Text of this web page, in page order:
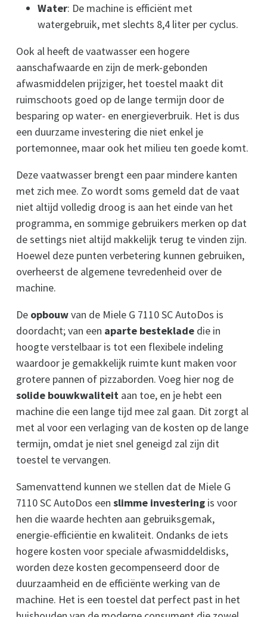
Water: De machine is efficiënt met
watergebruik, met slechts 8,4 liter per cyclus.
Ook al heeft de vaatwasser een hogere
aanschafwaarde en zijn de merk-gebonden
afwasmiddelen prijziger, het toestel maakt dit
ruimschoots goed op de lange termijn door de
besparing op water- en energieverbruik. Het is dus
een duurzame investering die niet enkel je
portemonnee, maar ook het milieu ten goede komt.
Deze vaatwasser brengt een paar mindere kanten
met zich mee. Zo wordt soms gemeld dat de vaat
niet altijd volledig droog is aan het einde van het
programma, en sommige gebruikers merken op dat
de settings niet altijd makkelijk terug te vinden zijn.
Hoewel deze punten verbetering kunnen gebruiken,
overheerst de algemene tevredenheid over de
machine.
De opbouwvan de Miele G 7110 SC AutoDos is
doordacht; van een aparte besteklade die in
hoogte verstelbaar is tot een flexibele indeling
waardoor je gemakkelijk ruimte kunt maken voor
grotere pannen of pizzaborden. Voeg hier nog de
solide bouwkwaliteit aan toe, en je hebt een
machine die een lange tijd mee zal gaan. Dit zorgt al
met al voor een verlaging van de kosten op de lange
termijn, omdat je niet snel geneigd zal zijn dit
toestel te vervangen.
Samenvattend kunnen we stellen dat de Miele G
7110 SC AutoDos een slimme investering is voor
hen die waarde hechten aan gebruiksgemak,
energie-efficiëntie en kwaliteit. Ondanks de iets
hogere kosten voor speciale afwasmiddeldisks,
worden deze kosten gecompenseerd door de
duurzaamheid en de efficiënte werking van de
machine. Het is een toestel dat perfect past in het